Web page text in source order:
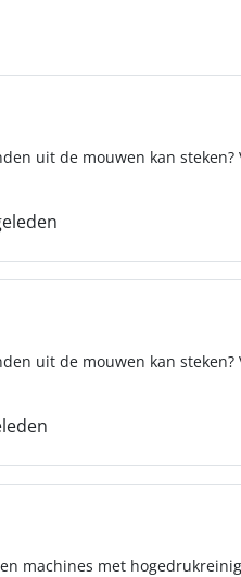
uit de mouwen kan steken?
uit de mouwen kan steken?
machines met